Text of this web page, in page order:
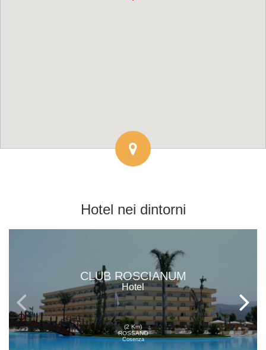
Hotel nei dintorni
CLUB ROSCIANUM
Hotel
(2 Km)
ROSSANO
Cosenza